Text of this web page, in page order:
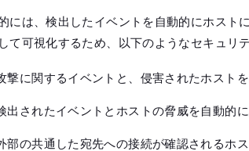
には、検出したイベントを自動的にホスト
て可視化するため、以下のようなセキュリ
撃に関するイベントと、侵害されたホスト
出されたイベントとホストの脅威を自動的
部の共通した宛先への接続が確認されるホ